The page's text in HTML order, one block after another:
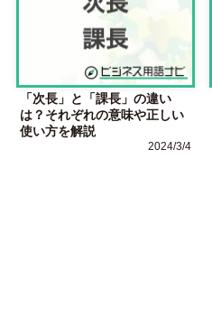
「次長」と「課長」の違い
は？それぞれの意味や正しい
使い方を解説
2024/3/4